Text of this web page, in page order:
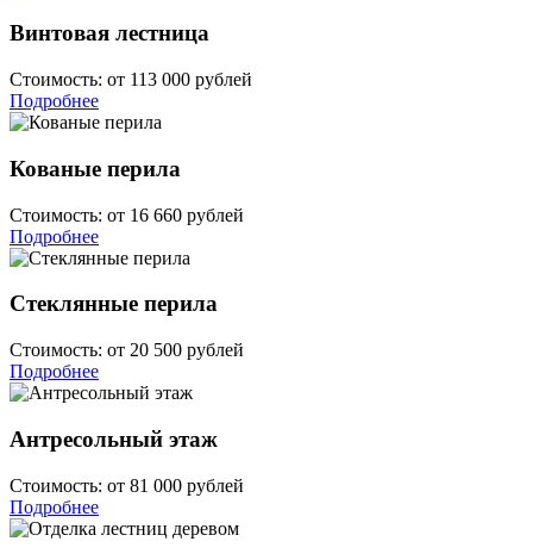
Винтовая лестница
Стоимость: от 113 000 рублей
Подробнее
Кованые перила
Стоимость: от 16 660 рублей
Подробнее
Стеклянные перила
Стоимость: от 20 500 рублей
Подробнее
Антресольный этаж
Стоимость: от 81 000 рублей
Подробнее